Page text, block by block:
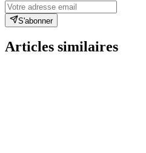
S'abonner
Articles similaires